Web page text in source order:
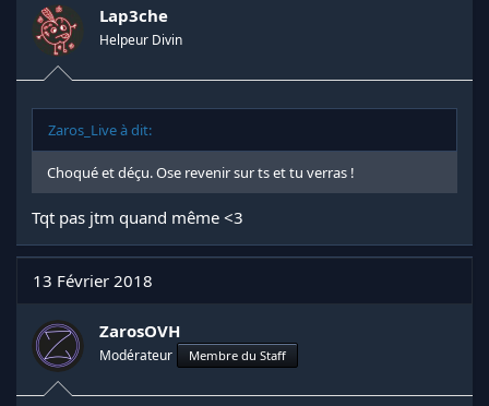
n
s
:
Lap3che
Helpeur Divin
Zaros_Live à dit:
Choqué et déçu. Ose revenir sur ts et tu verras !
Tqt pas jtm quand même <3
13 Février 2018
ZarosOVH
Modérateur Membre du Staff